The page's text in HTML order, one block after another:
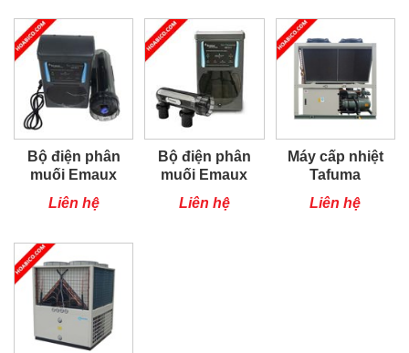
Bộ điện phân
muối Emaux
SSC50-T
Liên hệ
Bộ điện phân
muối Emaux
SSC25-T
Liên hệ
Máy cấp nhiệt
Tafuma
TSQ100RP
Liên hệ